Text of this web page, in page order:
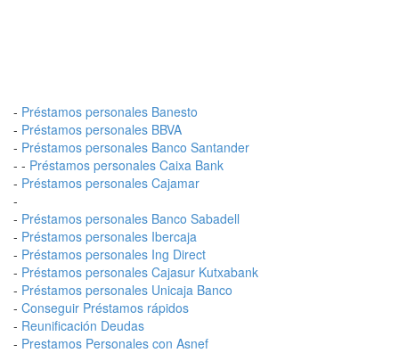
- Préstamos personales Banesto
- Préstamos personales BBVA
- Préstamos personales Banco Santander
- - Préstamos personales Caixa Bank
- Préstamos personales Cajamar
-
- Préstamos personales Banco Sabadell
- Préstamos personales Ibercaja
- Préstamos personales Ing Direct
- Préstamos personales Cajasur Kutxabank
- Préstamos personales Unicaja Banco
- Conseguir Préstamos rápidos
- Reunificación Deudas
- Prestamos Personales con Asnef